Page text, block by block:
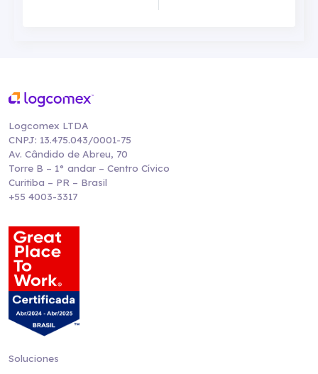
Logcomex LTDA
CNPJ: 13.475.043/0001-75
Av. Cândido de Abreu, 70
Torre B – 1° andar – Centro Cívico
Curitiba – PR – Brasil
+55 4003-3317
Soluciones